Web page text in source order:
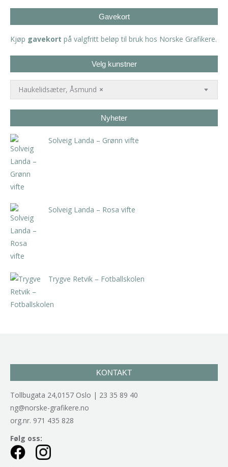
Gavekort
Kjøp gavekort på valgfritt beløp til bruk hos Norske Grafikere.
Velg kunstner
×
Haukelidsæter, Åsmund
Nyheter
Solveig Landa – Grønn vifte
Solveig Landa – Rosa vifte
Trygve Retvik – Fotballskolen
KONTAKT
Tollbugata 24,0157 Oslo | 23 35 89 40
ng@norske-grafikere.no
org.nr. 971 435 828
Følg oss: